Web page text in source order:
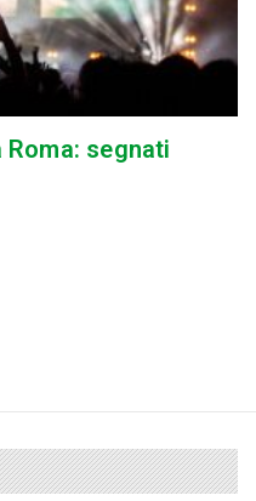
segnati